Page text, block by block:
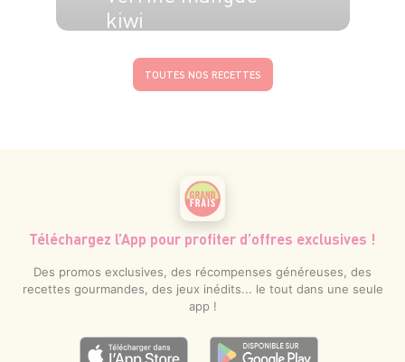
kiwi
TOUTES NOS RECETTES
Téléchargez l’App pour profiter d’offres exclusives !
Des promos exclusives, des récompenses généreuses, des
recettes gourmandes, des jeux inédits... le tout dans une seule
app !